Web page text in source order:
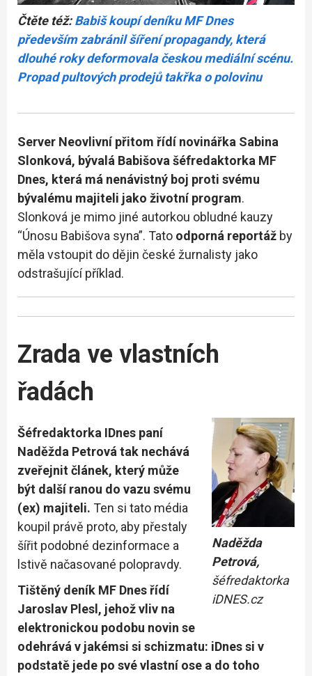
Čtěte též:Babiš koupí deníku MF Dnes
především zabránil šíření propagandy, která
dlouhé roky deformovala českou mediální scénu.
Propad pultových prodejů takřka o polovinu
Server Neovlivní přitom řídí novinářka Sabina
Slonková, bývalá Babišova šéfredaktorka MF
Dnes, která má nenávistný boj proti svému
bývalému majiteli jako životní program.
Slonková je mimo jiné autorkou obludné kauzy
“Únosu Babišova syna”. Tato odporná reportáž by
měla vstoupit do dějin české žurnalisty jako
odstrašující příklad.
Zrada ve vlastních
řadách
Naděžda
Petrová,
šéfredaktorka
iDNES.cz
Šéfredaktorka IDnes paní
Naděžda Petrová tak nechává
zveřejnit článek, který může
být další ranou do vazu svému
(ex) majiteli. Ten si tato média
koupil právě proto, aby přestaly
šířit podobné dezinformace a
lstivě načasované polopravdy.
Tištěný deník MF Dnes řídí
Jaroslav Plesl, jehož vliv na
elektronickou podobu novin se
odehrává v jakémsi si schizmatu: iDnes si v
podstatě jede po své vlastní ose a do toho